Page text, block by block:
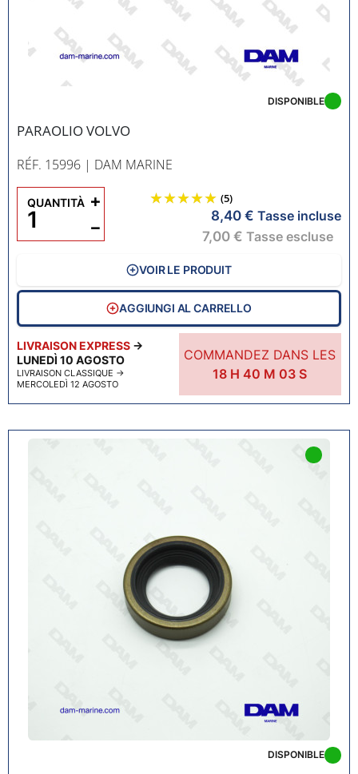
PARAOLIO VOLVO
RÉF. 15996 | DAM MARINE
LIVRAISON EXPRESS →
LUNEDÌ 10 AGOSTO
LIVRAISON CLASSIQUE →
MERCOLEDÌ 12 AGOSTO
COMMANDEZ DANS LES
18 H40 M 02 S
DISPONIBLE
(5)
8,40 € Tasse incluse
7,00 € Tasse escluse
QUANTITÀ
−
+
VOIR LE PRODUIT
AGGIUNGI AL CARRELLO
DISPONIBLE